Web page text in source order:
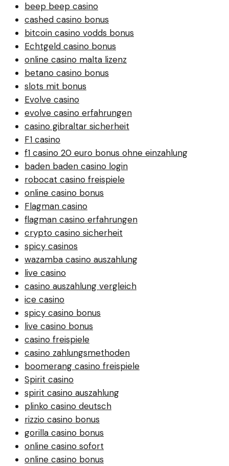
beep beep casino
cashed casino bonus
bitcoin casino vodds bonus
Echtgeld casino bonus
online casino malta lizenz
betano casino bonus
slots mit bonus
Evolve casino
evolve casino erfahrungen
casino gibraltar sicherheit
F1 casino
f1 casino 20 euro bonus ohne einzahlung
baden baden casino login
robocat casino freispiele
online casino bonus
Flagman casino
flagman casino erfahrungen
crypto casino sicherheit
spicy casinos
wazamba casino auszahlung
live casino
casino auszahlung vergleich
ice casino
spicy casino bonus
live casino bonus
casino freispiele
casino zahlungsmethoden
boomerang casino freispiele
Spirit casino
spirit casino auszahlung
plinko casino deutsch
rizzio casino bonus
gorilla casino bonus
online casino sofort
online casino bonus